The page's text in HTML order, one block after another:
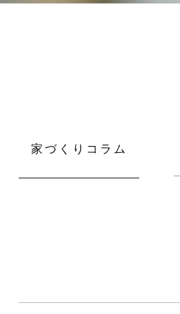
家づくりコラム